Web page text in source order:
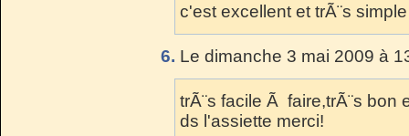
c'est excellent et trÃ¨s
6. Le dimanche 3 mai 2009 à
trÃ¨s facile Ã faire,trÃ¨s
ds l'assiette merci!